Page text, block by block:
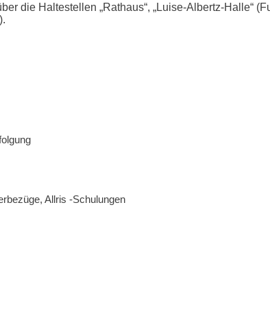
die Haltestellen „Rathaus“, „Luise-Albertz-Halle“
Allris -Schulungen